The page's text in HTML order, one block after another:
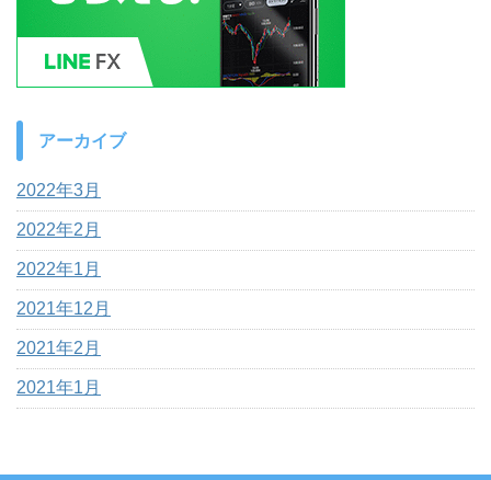
アーカイブ
2022年3月
2022年2月
2022年1月
2021年12月
2021年2月
2021年1月